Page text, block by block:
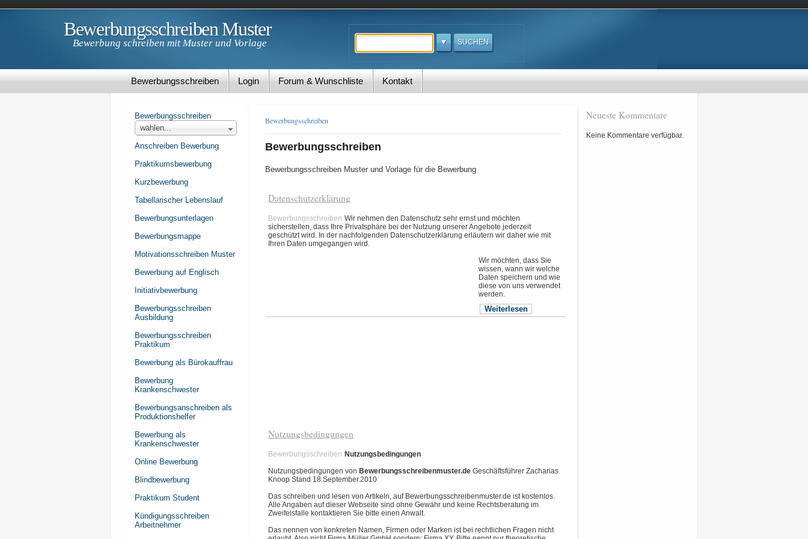
Bewerbungsschreiben Muster
Bewerbung schreiben mit Muster und Vorlage Suchen
Bewerbungsschreiben Login Forum & Wunschliste Kontakt
Bewerbungsschreiben
wählen...
Anschreiben Bewerbung
Praktikumsbewerbung
Kurzbewerbung
Tabellarischer Lebenslauf
Bewerbungsunterlagen
Bewerbungsmappe
Motivationsschreiben Muster
Bewerbung auf Englisch
Initiativbewerbung
Bewerbungsschreiben
Ausbildung
Bewerbungsschreiben
Praktikum
Bewerbung als Bürokauffrau
Bewerbung
Krankenschwester
Bewerbungsanschreiben als
Produktionshelfer
Bewerbung als
Krankenschwester
Online Bewerbung
Blindbewerbung
Praktikum Student
Kündigungsschreiben
Arbeitnehmer
Bewerbungsschreiben
Bewerbungsschreiben
Bewerbungsschreiben Muster und Vorlage für die Bewerbung
Datenschutzerklärung
Bewerbungsschreiben Wir nehmen den Datenschutz sehr ernst und möchten
sicherstellen, dass Ihre Privatsphäre bei der Nutzung unserer Angebote jederzeit
geschützt wird. In der nachfolgenden Datenschutzerklärung erläutern wir daher wie mit
Ihren Daten umgegangen wird .
Wir möchten, dass Sie
wissen, wann wir welche
Daten speichern und wie
diese von uns verwendet
werden.
Weiterlesen
Nutzungsbedingungen
Bewerbungsschreiben Nutzungsbedingungen
Nutzungsbedingungen von Bewerbungsschreibenmuster.de Geschäftsführer Zacharias
Knoop Stand 18.September.2010
Das schreiben und lesen von Artikeln, auf Bewerbungsschreibenmuster.de ist kostenlos.
Alle Angaben auf dieser Webseite sind ohne Gewähr und keine Rechtsberatung im
Zweifelsfalle kontaktieren Sie bitte einen Anwalt.
Das nennen von konkreten Namen, Firmen oder Marken ist bei rechtlichen Fragen nicht
Neueste Kommentare
Keine Kommentare verfügbar.